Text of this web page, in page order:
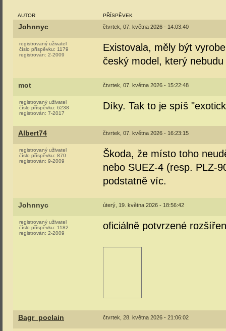
AUTOR PŘÍSPĚVEK
Johnnyc čtvrtek, 07. května 2026 - 14:03:40
registrovaný uživatel
číslo příspěvku: 1179
registrován: 2-2009
Existovala, měly být
český model, který
mot čtvrtek, 07. května 2026 - 15:22:48
registrovaný uživatel
číslo příspěvku: 6238
registrován: 7-2017
Díky. Tak to je spíš
Albert74 čtvrtek, 07. května 2026 - 16:23:15
registrovaný uživatel
číslo příspěvku: 870
registrován: 9-2009
Škoda, že místo toho
nebo SUEZ-4 (resp. PLZ-
podstatně víc.
Johnnyc úterý, 19. května 2026 - 18:56:42
registrovaný uživatel
číslo příspěvku: 1182
registrován: 2-2009
oficiálně potvrzené
Bagr_poclain čtvrtek, 28. května 2026 - 21:06:02